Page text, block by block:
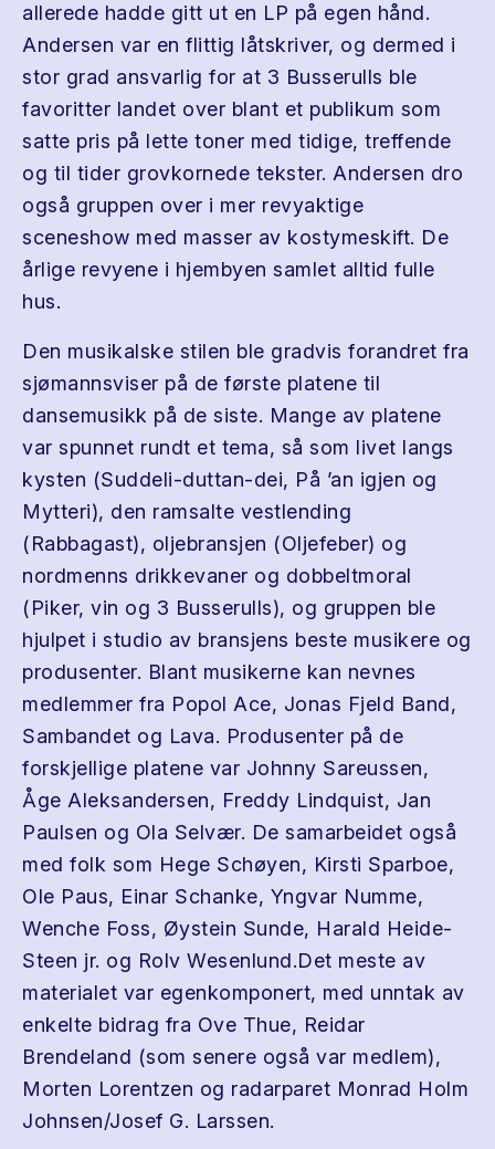
allerede hadde gitt ut en LP på egen hånd.
Andersen var en flittig låtskriver, og dermed i
stor grad ansvarlig for at 3 Busserulls ble
favoritter landet over blant et publikum som
satte pris på lette toner med tidige, treffende
og til tider grovkornede tekster. Andersen dro
også gruppen over i mer revyaktige
sceneshow med masser av kostymeskift. De
årlige revyene i hjembyen samlet alltid fulle
hus.
Den musikalske stilen ble gradvis forandret fra
sjømannsviser på de første platene til
dansemusikk på de siste. Mange av platene
var spunnet rundt et tema, så som livet langs
kysten (Suddeli-duttan-dei, På ’an igjen og
Mytteri), den ramsalte vestlending
(Rabbagast), oljebransjen (Oljefeber) og
nordmenns drikkevaner og dobbeltmoral
(Piker, vin og 3 Busserulls), og gruppen ble
hjulpet i studio av bransjens beste musikere og
produsenter. Blant musikerne kan nevnes
medlemmer fra Popol Ace, Jonas Fjeld Band,
Sambandet og Lava. Produsenter på de
forskjellige platene var Johnny Sareussen,
Åge Aleksandersen, Freddy Lindquist, Jan
Paulsen og Ola Selvær. De samarbeidet også
med folk som Hege Schøyen, Kirsti Sparboe,
Ole Paus, Einar Schanke, Yngvar Numme,
Wenche Foss, Øystein Sunde, Harald Heide-
Steen jr. og Rolv Wesenlund.Det meste av
materialet var egenkomponert, med unntak av
enkelte bidrag fra Ove Thue, Reidar
Brendeland (som senere også var medlem),
Morten Lorentzen og radarparet Monrad Holm
Johnsen/Josef G. Larssen.